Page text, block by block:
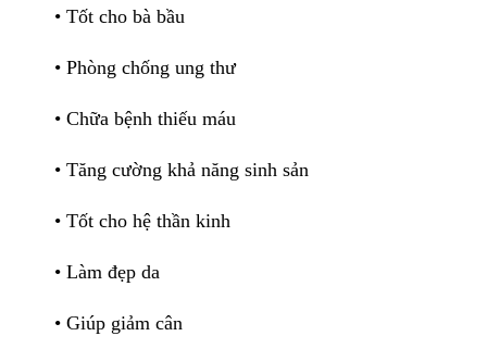
• Tốt cho bà bầu
• Phòng chống ung thư
• Chữa bệnh thiếu máu
• Tăng cường khả năng sinh sản
• Tốt cho hệ thần kinh
• Làm đẹp da
• Giúp giảm cân